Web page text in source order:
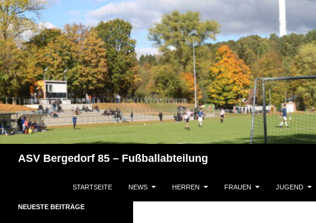
Zum
Inhalt
springen
ASV Bergedorf 85 – Fußballabteilung
STARTSEITE NEWS HERREN FRAUEN JUGEND
NEUESTE BEITRÄGE